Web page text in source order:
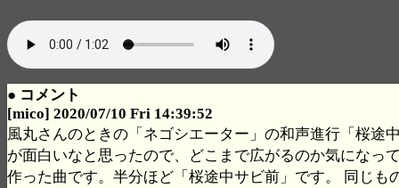
● コメント
[mico] 2020/07/10 Fri 14:39:52
風丸さんのときの「ネゴシエーター」の和声進行「桜途
が面白いなと思ったので、どこまで広がるのか気になっ
作った曲です。半分ほど「桜途中サビ前」です。 同じも